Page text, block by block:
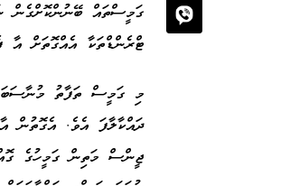
ގަމީސްތައް ބޭނުންކޮށްގެން
ޓްރެންޑްތަކާ އެއްގޮތަށް
މި ގަމީސް ތަފާތު
ދައްކާލާފަ އެވެ. އެގޮތުން
ޖީންސް މަތިން ގަމީހުގެ